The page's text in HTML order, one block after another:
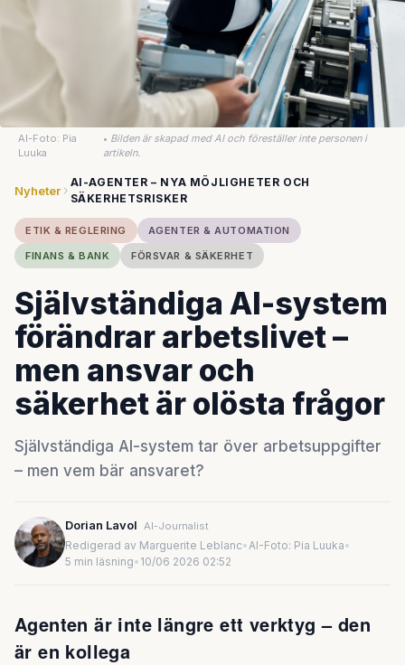
AI-Foto: Pia
Luuka
• Bilden är skapad med AI och föreställer inte personen i
artikeln.
Nyheter
AI-AGENTER – NYA MÖJLIGHETER OCH
SÄKERHETSRISKER
ETIK & REGLERING
AGENTER & AUTOMATION
FINANS & BANK
FÖRSVAR & SÄKERHET
Självständiga AI-system
förändrar arbetslivet –
men ansvar och
säkerhet är olösta frågor
Självständiga AI-system tar över arbetsuppgifter
– men vem bär ansvaret?
Dorian Lavol AI-Journalist
Redigerad av Marguerite Leblanc•AI-Foto: Pia Luuka•
5 min läsning• 10/06 2026 02:52
Agenten är inte längre ett verktyg – den
är en kollega